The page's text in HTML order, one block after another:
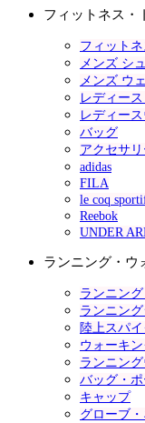
フィットネス・
フィット
メンズ シ
メンズ ウ
レディー
レディー
バッグ
アクセサリ
adidas
FILA
le coq
Reebok
UNDER
ランニング・ウ
ランニン
ランニン
陸上スパイ
ウォーキ
ランニン
バッグ・ポ
キャップ
グローブ